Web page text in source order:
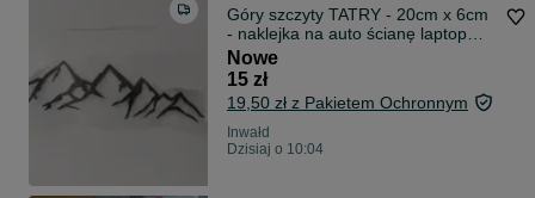
Góry szczyty TATRY - 20cm x 6cm
- naklejka na auto ścianę laptop
quad
Nowe
15 zł
19,50 zł z Pakietem Ochronnym
Inwałd
Dzisiaj o 10:04